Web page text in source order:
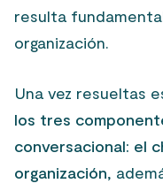
resulta
organización.
Una vez resueltas
los tres
conversacional: el
organización,